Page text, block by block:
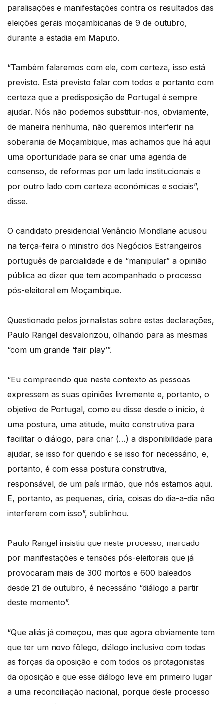
paralisações e manifestações contra os resultados das
eleições gerais moçambicanas de 9 de outubro,
durante a estadia em Maputo.
“Também falaremos com ele, com certeza, isso está
previsto. Está previsto falar com todos e portanto com
certeza que a predisposição de Portugal é sempre
ajudar. Nós não podemos substituir-nos, obviamente,
de maneira nenhuma, não queremos interferir na
soberania de Moçambique, mas achamos que há aqui
uma oportunidade para se criar uma agenda de
consenso, de reformas por um lado institucionais e
por outro lado com certeza económicas e sociais”,
disse.
O candidato presidencial Venâncio Mondlane acusou
na terça-feira o ministro dos Negócios Estrangeiros
português de parcialidade e de “manipular” a opinião
pública ao dizer que tem acompanhado o processo
pós-eleitoral em Moçambique.
Questionado pelos jornalistas sobre estas declarações,
Paulo Rangel desvalorizou, olhando para as mesmas
“com um grande ‘fair play’”.
“Eu compreendo que neste contexto as pessoas
expressem as suas opiniões livremente e, portanto, o
objetivo de Portugal, como eu disse desde o início, é
uma postura, uma atitude, muito construtiva para
facilitar o diálogo, para criar (…) a disponibilidade para
ajudar, se isso for querido e se isso for necessário, e,
portanto, é com essa postura construtiva,
responsável, de um país irmão, que nós estamos aqui.
E, portanto, as pequenas, diria, coisas do dia-a-dia não
interferem com isso”, sublinhou.
Paulo Rangel insistiu que neste processo, marcado
por manifestações e tensões pós-eleitorais que já
provocaram mais de 300 mortos e 600 baleados
desde 21 de outubro, é necessário “diálogo a partir
deste momento”.
“Que aliás já começou, mas que agora obviamente tem
que ter um novo fôlego, diálogo inclusivo com todas
as forças da oposição e com todos os protagonistas
da oposição e que esse diálogo leve em primeiro lugar
a uma reconciliação nacional, porque deste processo